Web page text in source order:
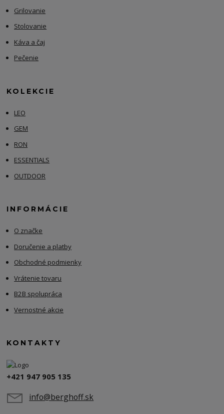
Grilovanie
Stolovanie
Káva a čaj
Pečenie
KOLEKCIE
LEO
GEM
RON
ESSENTIALS
OUTDOOR
INFORMÁCIE
O značke
Doručenie a platby
Obchodné podmienky
Vrátenie tovaru
B2B spolupráca
Vernostné akcie
KONTAKTY
+421 947 905 135
info@berghoff.sk